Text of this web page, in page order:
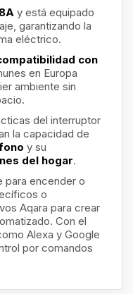
y está equipado
garantizando la
eléctrico.
con
en Europa
ambiente sin
del interruptor
la capacidad de
y su
del hogar.
para encender o
o
Aqara para crear
Con el
Alexa y Google
por comandos